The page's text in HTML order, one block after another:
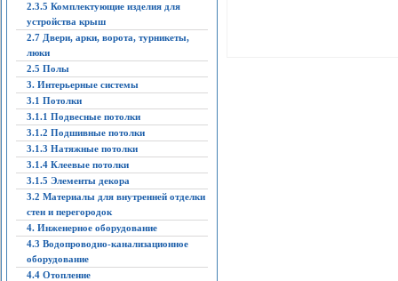
2.3.5 Комплектующие изделия для
устройства крыш
2.7 Двери, арки, ворота, турникеты,
люки
2.5 Полы
3. Интерьерные системы
3.1 Потолки
3.1.1 Подвесные потолки
3.1.2 Подшивные потолки
3.1.3 Натяжные потолки
3.1.4 Клеевые потолки
3.1.5 Элементы декора
3.2 Материалы для внутренней отделки
стен и перегородок
4. Инженерное оборудование
4.3 Водопроводно-канализационное
оборудование
4.4 Отопление